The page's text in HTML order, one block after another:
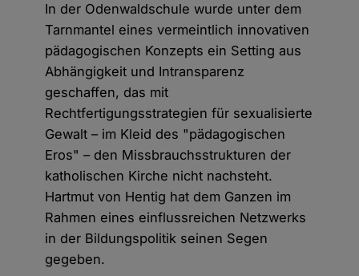
In der Odenwaldschule wurde unter dem
Tarnmantel eines vermeintlich innovativen
pädagogischen Konzepts ein Setting aus
Abhängigkeit und Intransparenz
geschaffen, das mit
Rechtfertigungsstrategien für sexualisierte
Gewalt – im Kleid des "pädagogischen
Eros" – den Missbrauchsstrukturen der
katholischen Kirche nicht nachsteht.
Hartmut von Hentig hat dem Ganzen im
Rahmen eines einflussreichen Netzwerks
in der Bildungspolitik seinen Segen
gegeben.